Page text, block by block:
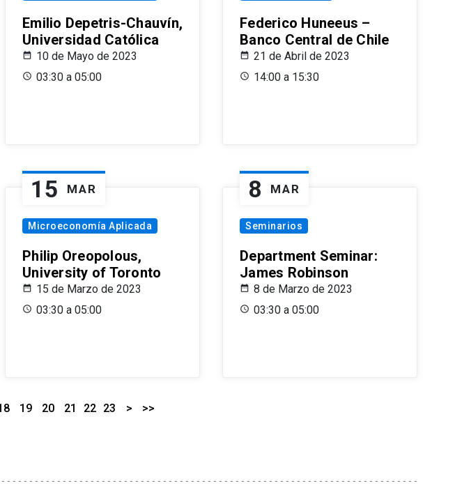
Emilio Depetris-Chauvín,
Universidad Católica
10 de Mayo de 2023
03:30 a 05:00
Federico Huneeus –
Banco Central de Chile
21 de Abril de 2023
14:00 a 15:30
15 MAR
Microeconomía Aplicada
Philip Oreopolous,
University of Toronto
15 de Marzo de 2023
03:30 a 05:00
8 MAR
Seminarios
Department Seminar:
James Robinson
8 de Marzo de 2023
03:30 a 05:00
19 20 21 22 23 > >>